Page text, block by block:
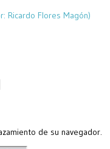
Ricardo Flores Magón)
de su navegador.